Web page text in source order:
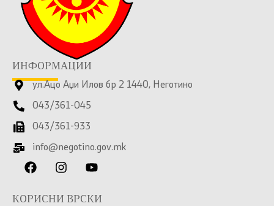
ИНФОРМАЦИИ
ул.Ацо Аџи Илов бр 2 1440, Неготино
043/361-045
043/361-933
info@negotino.gov.mk
КОРИСНИ ВРСКИ